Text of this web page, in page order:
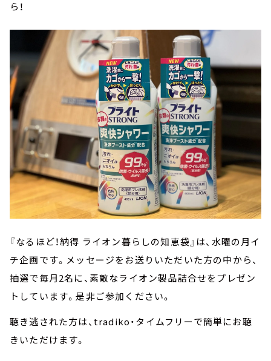
ら！
『なるほど！納得 ライオン暮らしの知恵袋』は、水曜の月イ
チ企画です。メッセージをお送りいただいた方の中から、
抽選で毎月2名に、素敵なライオン製品詰合せをプレゼン
トしています。是非ご参加ください。
聴き逃された方は、tradiko・タイムフリーで簡単にお聴
きいただけます。